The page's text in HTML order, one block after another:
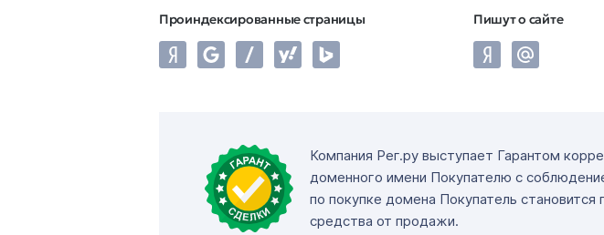
Проиндексированные страницы Пишут о сайте
Компания Рег.ру выступает Гарантом
доменного имени Покупателю с
по покупке домена Покупатель
средства от продажи.